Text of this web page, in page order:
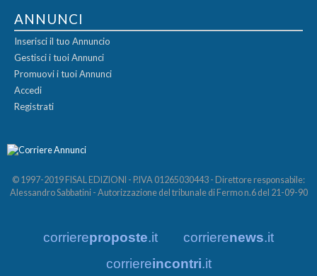
ANNUNCI
Inserisci il tuo Annuncio
Gestisci i tuoi Annunci
Promuovi i tuoi Annunci
Accedi
Registrati
© 1997-2019 FISAL EDIZIONI - P.IVA 01265030443 - Direttore responsabile:
Alessandro Sabbatini - Autorizzazione del tribunale di Fermo n.6 del 21-09-90
corriereproposte.it corrierenews.it
corriereincontri.it